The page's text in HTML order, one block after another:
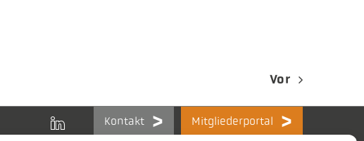
Vor
Kontakt Mitgliederportal